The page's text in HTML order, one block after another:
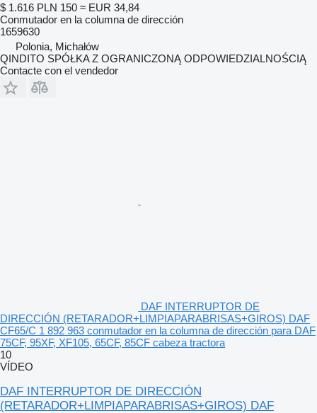
$ 1.616 PLN 150 ≈ EUR 34,84
Conmutador en la columna de dirección
1659630
Polonia, Michałów
QINDITO SPÓŁKA Z OGRANICZONĄ ODPOWIEDZIALNOŚCIĄ
Contacte con el vendedor
DAF INTERRUPTOR DE
DIRECCIÓN (RETARADOR+LIMPIAPARABRISAS+GIROS) DAF
CF65/C 1 892 963 conmutador en la columna de dirección para DAF
75CF, 95XF, XF105, 65CF, 85CF cabeza tractora
10
VÍDEO
DAF INTERRUPTOR DE DIRECCIÓN
(RETARADOR+LIMPIAPARABRISAS+GIROS) DAF